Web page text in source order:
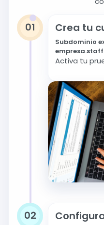
Crea tu
Subdominio
Activa tu
01
02